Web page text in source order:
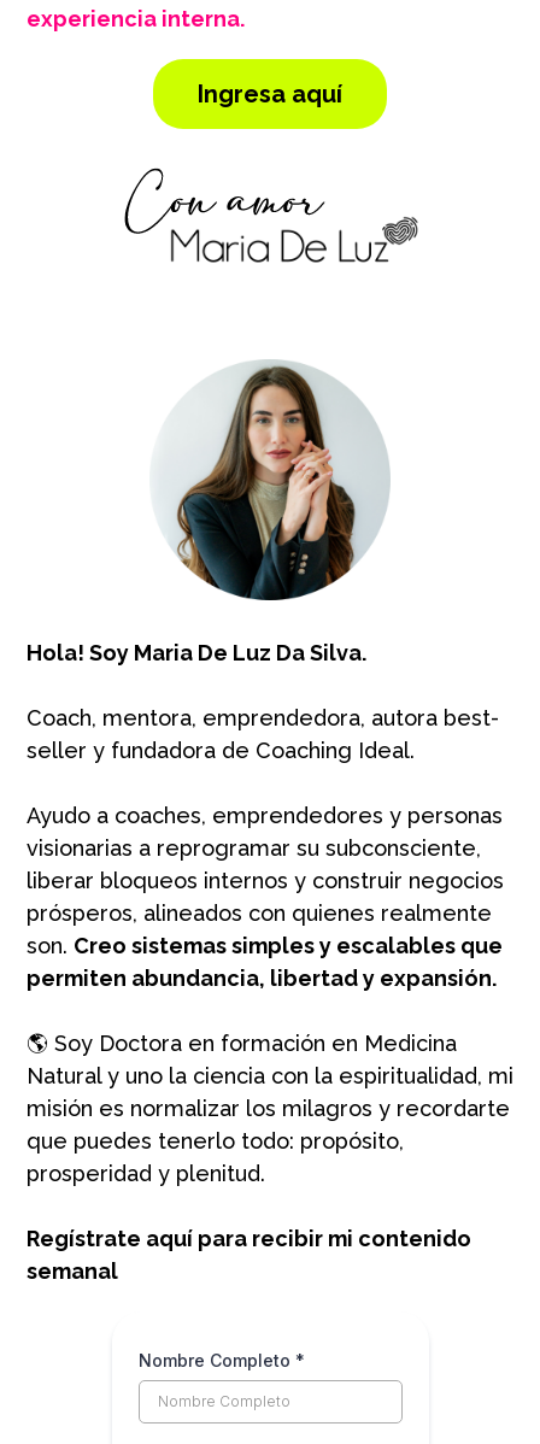
experiencia interna.
Ingresa aquí
Hola! Soy Maria De Luz Da Silva.
Coach, mentora, emprendedora, autora best-
seller y fundadora de Coaching Ideal.
Ayudo a coaches, emprendedores y personas
visionarias a reprogramar su subconsciente,
liberar bloqueos internos y construir negocios
prósperos, alineados con quienes realmente
son. Creo sistemas simples y escalables que
permiten abundancia, libertad y expansión.
🌎 Soy Doctora en formación en Medicina
Natural y uno la ciencia con la espiritualidad, mi
misión es normalizar los milagros y recordarte
que puedes tenerlo todo: propósito,
prosperidad y plenitud.
Regístrate aquí para recibir mi contenido
semanal
Nombre Completo *